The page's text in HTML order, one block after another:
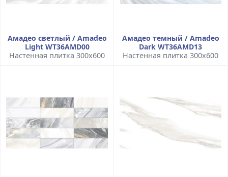
Амадео светлый / Amadeo
Light WT36AMD00
Настенная плитка 300x600
Амадео темный / Amadeo
Dark WT36AMD13
Настенная плитка 300x600